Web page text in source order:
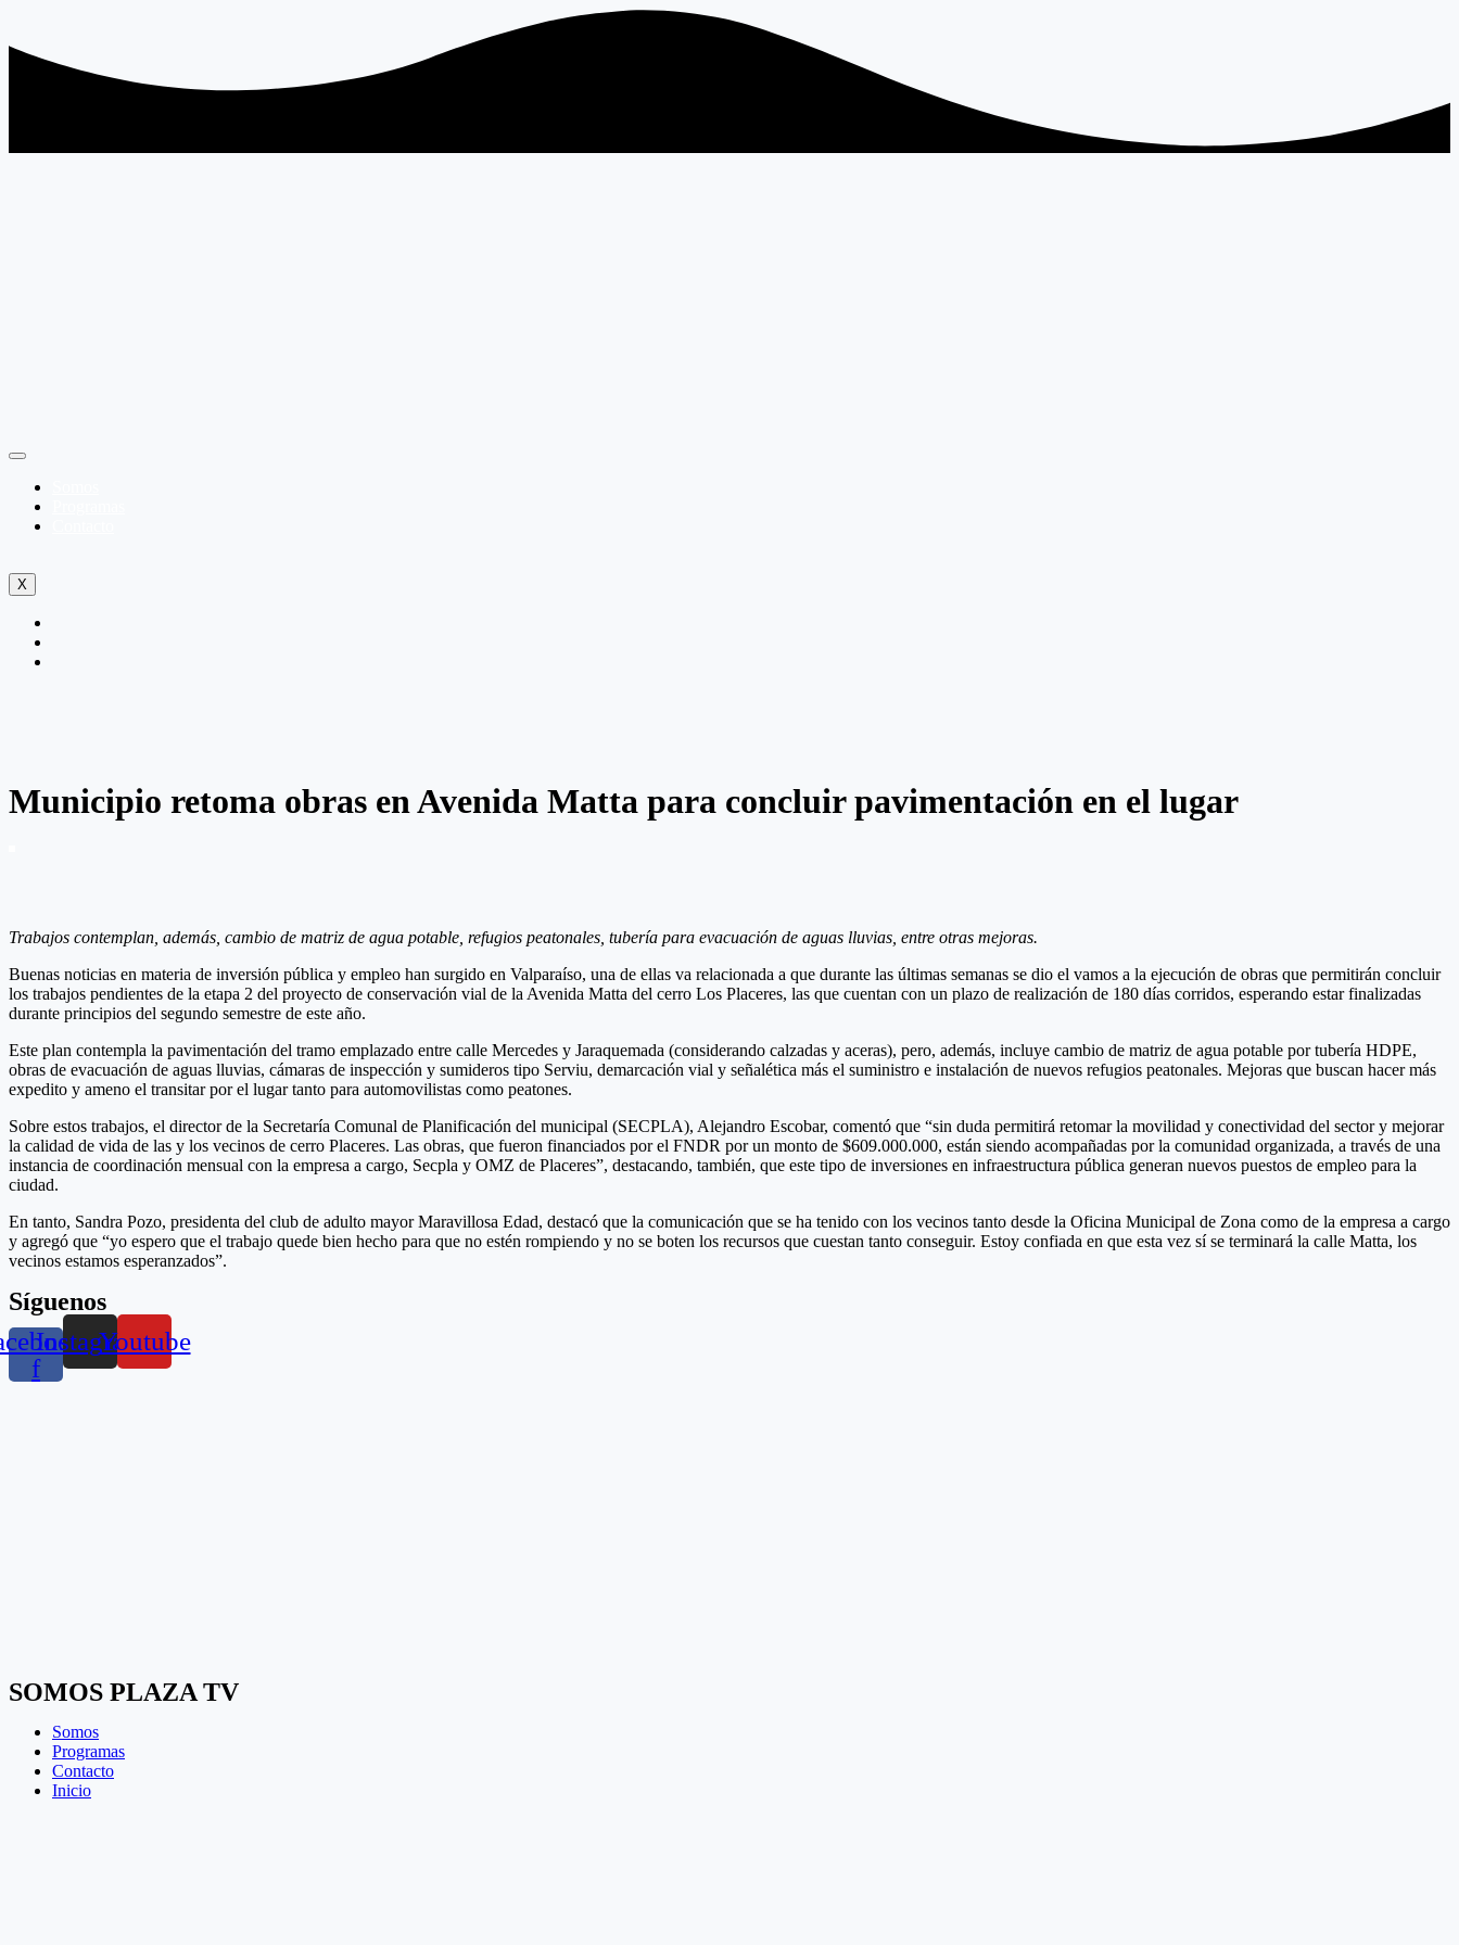
X
Municipio retoma obras en Avenida Matta para concluir pavimentación en el lugar
Trabajos contemplan, además, cambio de matriz de agua potable, refugios peatonales, tubería para evacuación de aguas lluvias, entre otras mejoras.
Buenas noticias en materia de inversión pública y empleo han surgido en Valparaíso, una de ellas va relacionada a que durante las últimas semanas se dio el vamos a la ejecución de obras que permitirán concluir
los trabajos pendientes de la etapa 2 del proyecto de conservación vial de la Avenida Matta del cerro Los Placeres, las que cuentan con un plazo de realización de 180 días corridos, esperando estar finalizadas
durante principios del segundo semestre de este año.
Este plan contempla la pavimentación del tramo emplazado entre calle Mercedes y Jaraquemada (considerando calzadas y aceras), pero, además, incluye cambio de matriz de agua potable por tubería HDPE,
obras de evacuación de aguas lluvias, cámaras de inspección y sumideros tipo Serviu, demarcación vial y señalética más el suministro e instalación de nuevos refugios peatonales. Mejoras que buscan hacer más
expedito y ameno el transitar por el lugar tanto para automovilistas como peatones.
Sobre estos trabajos, el director de la Secretaría Comunal de Planificación del municipal (SECPLA), Alejandro Escobar, comentó que “sin duda permitirá retomar la movilidad y conectividad del sector y mejorar
la calidad de vida de las y los vecinos de cerro Placeres. Las obras, que fueron financiados por el FNDR por un monto de $609.000.000, están siendo acompañadas por la comunidad organizada, a través de una
instancia de coordinación mensual con la empresa a cargo, Secpla y OMZ de Placeres”, destacando, también, que este tipo de inversiones en infraestructura pública generan nuevos puestos de empleo para la
ciudad.
En tanto, Sandra Pozo, presidenta del club de adulto mayor Maravillosa Edad, destacó que la comunicación que se ha tenido con los vecinos tanto desde la Oficina Municipal de Zona como de la empresa a cargo
y agregó que “yo espero que el trabajo quede bien hecho para que no estén rompiendo y no se boten los recursos que cuestan tanto conseguir. Estoy confiada en que esta vez sí se terminará la calle Matta, los
vecinos estamos esperanzados”.
Síguenos
f
InstagramYoutube
SOMOS PLAZA TV
Somos
Programas
Contacto
Inicio